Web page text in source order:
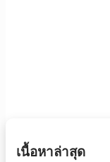
เนื้อหาล่าสุด